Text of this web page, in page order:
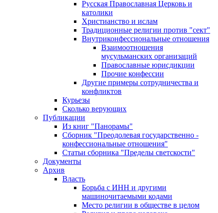
Русская Православная Церковь и
католики
Христианство и ислам
Традиционные религии против "сект"
Внутриконфессиональные отношения
Взаимоотношения
мусульманских организаций
Православные юрисдикции
Прочие конфессии
Другие примеры сотрудничества и
конфликтов
Курьезы
Сколько верующих
Публикации
Из книг "Панорамы"
Сборник "Преодолевая государственно -
конфессиональные отношения"
Статьи сборника "Пределы светскости"
Документы
Архив
Власть
Борьба с ИНН и другими
машиночитаемыми кодами
Место религии в обществе в целом